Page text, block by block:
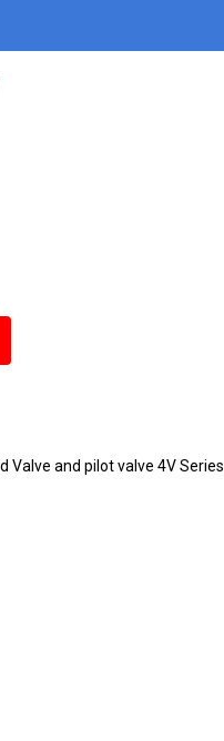
Valve and pilot valve 4V Series